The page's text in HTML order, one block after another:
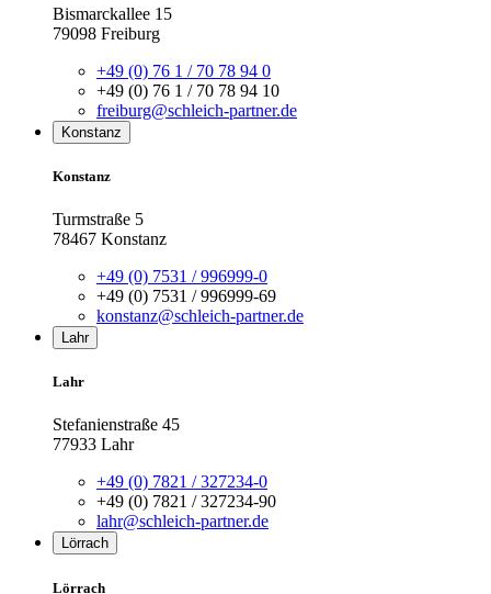
Bismarckallee 15
79098 Freiburg
+49 (0) 76 1 / 70 78 94 0
+49 (0) 76 1 / 70 78 94 10
freiburg@schleich-partner.de
Konstanz
Konstanz
Turmstraße 5
78467 Konstanz
+49 (0) 7531 / 996999-0
+49 (0) 7531 / 996999-69
konstanz@schleich-partner.de
Lahr
Lahr
Stefanienstraße 45
77933 Lahr
+49 (0) 7821 / 327234-0
+49 (0) 7821 / 327234-90
lahr@schleich-partner.de
Lörrach
Lörrach